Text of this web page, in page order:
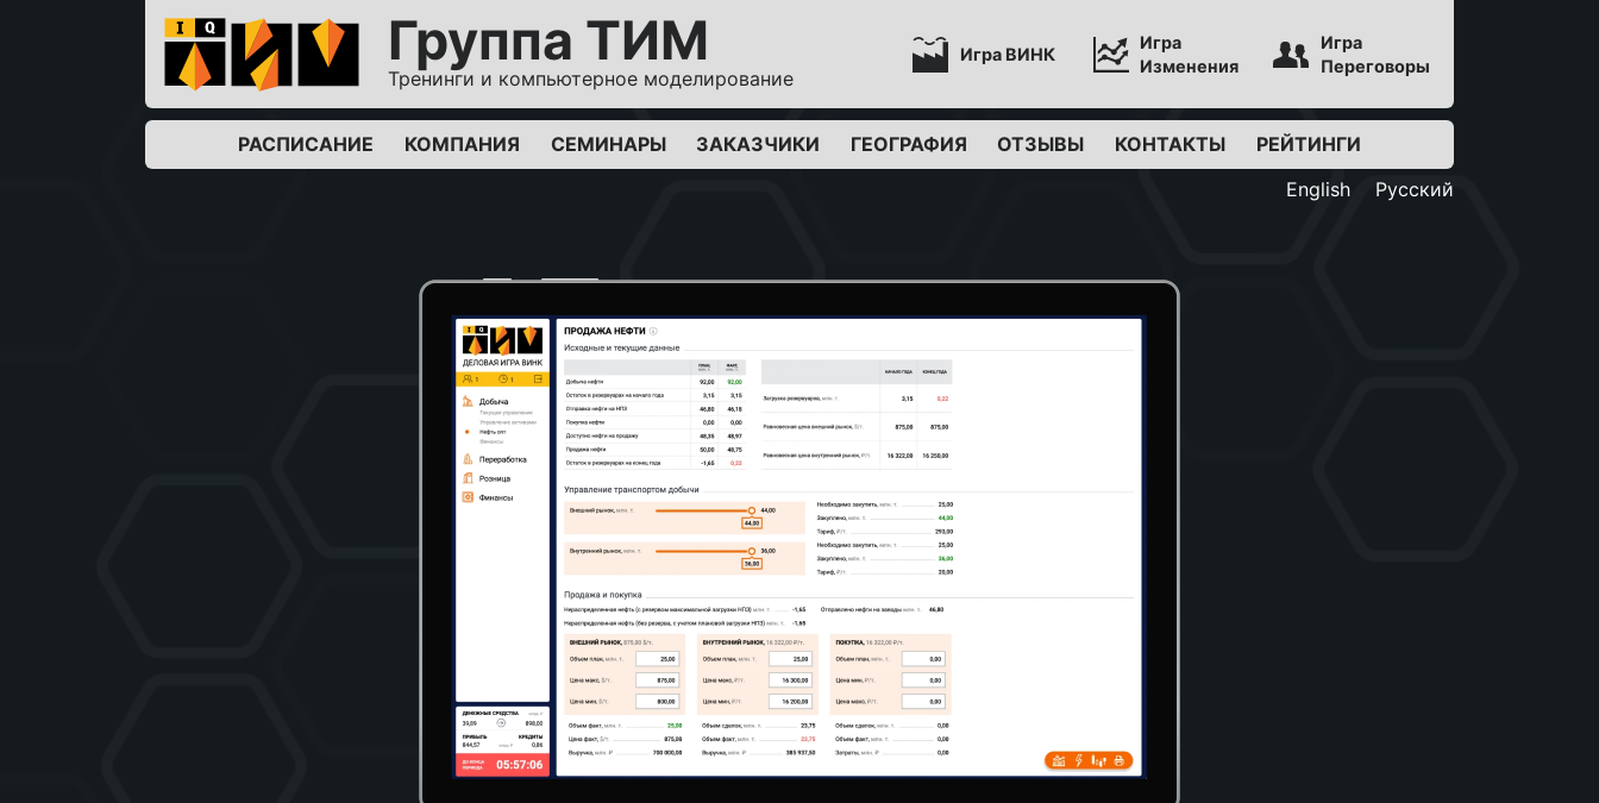
Группа ТИМ
Тренинги и компьютерное моделирование
Игра ВИНК
Игра
Изменения
Игра
Переговоры
РАСПИСАНИЕ КОМПАНИЯ СЕМИНАРЫ ЗАКАЗЧИКИ ГЕОГРАФИЯ ОТЗЫВЫ КОНТАКТЫ
РЕЙТИНГИ
English
Русский